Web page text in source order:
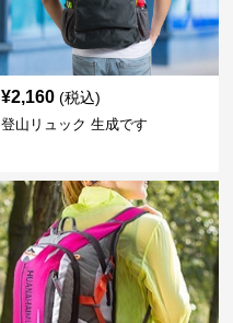
¥2,160 (税込)
登山リュック 生成です